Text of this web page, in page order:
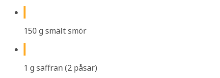
150 g smält smör
1 g saffran (2 påsar)